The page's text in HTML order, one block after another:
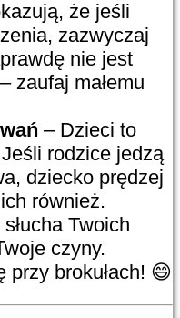
że jeśli
zazwyczaj
nie jest
zaufaj małemu
– Dzieci to
rodzice jedzą
dziecko prędzej
również.
Twoich
czyny.
brokułach! 😄